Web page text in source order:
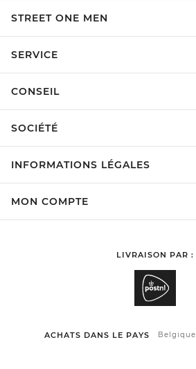
STREET ONE MEN
SERVICE
CONSEIL
SOCIÉTÉ
INFORMATIONS LÉGALES
MON COMPTE
LIVRAISON PAR :
ACHATS DANS LE PAYS Belgique